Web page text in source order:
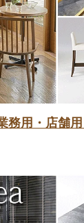
務用・店舗